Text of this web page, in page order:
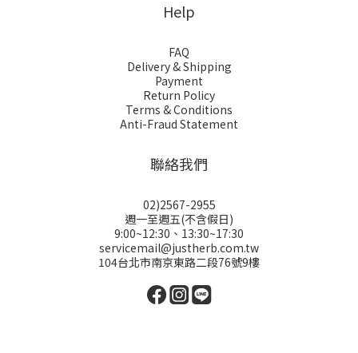
Help
FAQ
Delivery & Shipping
Payment
Return Policy
Terms & Conditions
Anti-Fraud Statement
聯絡我們
02)2567-2955
週一至週五(不含假日)
9:00~12:30、13:30~17:30
servicemail@justherb.com.tw
104台北市南京東路二段76號9樓